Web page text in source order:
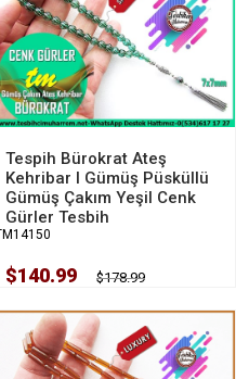
Tespih Bürokrat Ateş
Kehribar I Gümüş Püsküllü
Gümüş Çakım Yeşil Cenk
Gürler Tesbih
$140.99 $178.99